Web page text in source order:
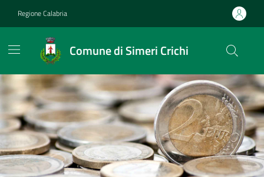
Regione Calabria
Comune di Simeri Crichi